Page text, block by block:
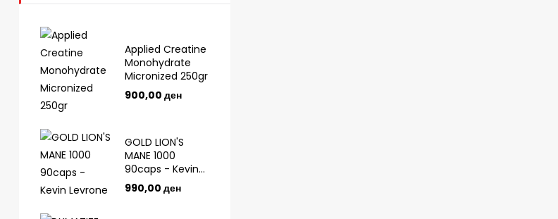
Applied Creatine
Monohydrate
Micronized 250gr
900,00 ден
GOLD LION'S
MANE 1000
90caps - Kevin
Levrone
990,00 ден